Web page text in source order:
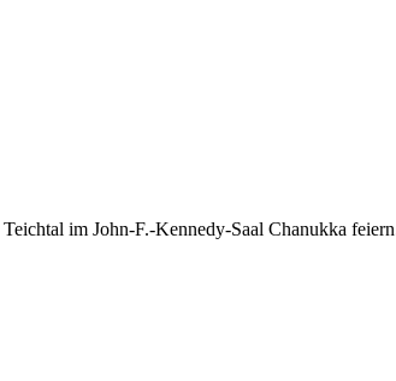
im John-F.-Kennedy-Saal Chanukka